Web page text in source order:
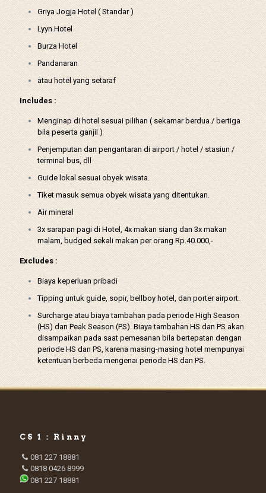
Griya Jogja Hotel ( Standar )
Lyyn Hotel
Burza Hotel
Pandanaran
atau hotel yang setaraf
Includes :
Menginap di hotel sesuai pilihan ( sekamar berdua / bertiga
bila peserta ganjil )
Penjemputan dan pengantaran di airport / hotel / stasiun /
terminal bus, dll
Guide lokal sesuai obyek wisata.
Tiket masuk semua obyek wisata yang ditentukan.
Air mineral
3x sarapan pagi di Hotel, 4x makan siang dan 3x makan
malam, budged sekali makan per orang Rp.40.000,-
Excludes :
Biaya keperluan pribadi
Tipping untuk guide, sopir, bellboy hotel, dan porter airport.
Surcharge atau biaya tambahan pada periode High Season
(HS) dan Peak Season (PS). Biaya tambahan HS dan PS akan
disampaikan pada saat pemesanan bila bertepatan dengan
periode HS dan PS, karena masing-masing hotel mempunyai
ketentuan berbeda mengenai periode HS dan PS.
CS 1 : Rinny
081 227 18881
0818 0426 8999
081 227 18881